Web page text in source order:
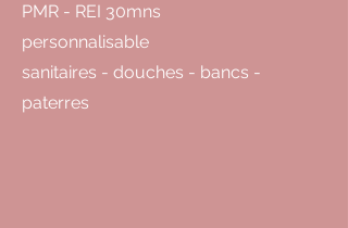
PMR - REI 30mns
personnalisable
sanitaires - douches - bancs -
paterres